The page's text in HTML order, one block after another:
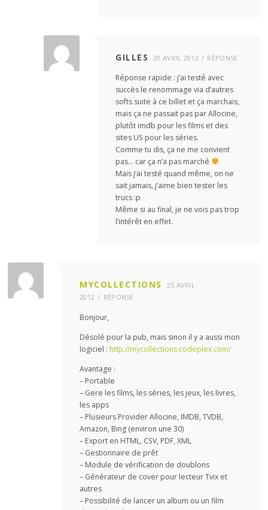
GILLES 20 AVRIL 2012 RÉPONSE
Réponse rapide : j’ai testé avec
succès le renommage via d’autres
softs suite à ce billet et ça marchais,
mais ça ne passait pas par Allocine,
plutôt imdb pour les films et des
sites US pour les séries.
Comme tu dis, ça ne me convient
pas… car ça n’a pas marché
Mais j’ai testé quand même, on ne
sait jamais, j’aime bien tester les
trucs :p
Même si au final, je ne vois pas trop
l’intérêt en effet.
MYCOLLECTIONS
25 AVRIL
2012
RÉPONSE
Bonjour,
Désolé pour la pub, mais sinon il y a aussi mon
logiciel :http://mycollections.codeplex.com/
Avantage :
– Portable
– Gere les films, les séries, les jeux, les livres,
les apps
– Plusieurs Provider Allocine, IMDB, TVDB,
Amazon, Bing (environ une 30)
– Export en HTML, CSV, PDF, XML
– Gestionnaire de prêt
– Module de vérification de doublons
– Générateur de cover pour lecteur Tvix et
autres
– Possibilité de lancer un album ou un film